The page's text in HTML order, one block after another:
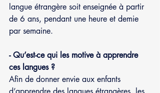
langue étrangère soit enseignée à partir
de 6 ans, pendant une heure et demie
par semaine.
- Qu’est-ce qui les motive à apprendre
ces langues ?
Afin de donner envie aux enfants